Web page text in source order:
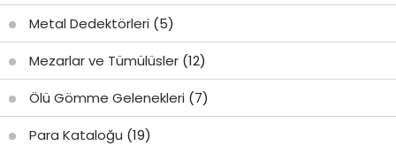
Metal Dedektörleri (5)
Mezarlar ve Tümülüsler (12)
Ölü Gömme Gelenekleri (7)
Para Kataloğu (19)